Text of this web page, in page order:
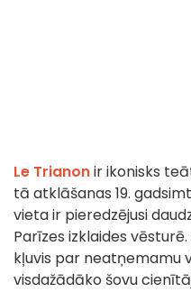
Le Trianonir ikonisks
tā atklāšanas 19.
vieta ir pieredzējusi
Parīzes izklaides
kļuvis par neatņemamu
visdažādāko šovu